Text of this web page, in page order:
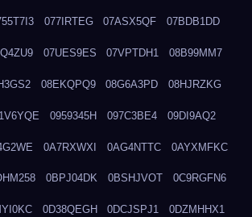
077IRTEG 07ASX5QF 07BDB1DD
07UES9ES 07VPTDH1 08B99MM7
08EKQPQ9 08G6A3PD 08HJRZKG
0959345H 097C3BE4 09DI9AQ2
0A7RXWXI 0AG4NTTC 0AYXMFKC
0BPJ04DK 0BSHJVOT 0C9RGFN6
0D38QEGH 0DCJSPJ1 0DZMHHX1